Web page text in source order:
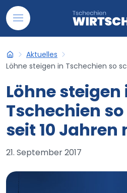
Auf Inhalt übergehen
Suche
Tschechien-Wirtschaft
Aktuelles
Löhne steigen in Tschechien so
Löhne steigen
Tschechien
seit 10
21. September 2017